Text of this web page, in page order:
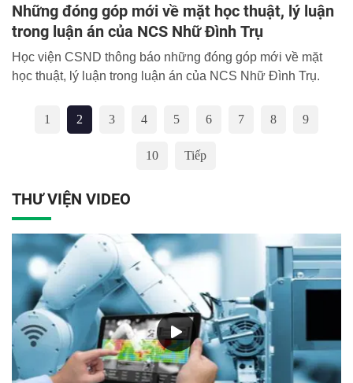
Những đóng góp mới về mặt học thuật, lý luận
trong luận án của NCS Nhữ Đình Trụ
Học viện CSND thông báo những đóng góp mới về mặt
học thuật, lý luận trong luận án của NCS Nhữ Đình Trụ.
1 2 3 4 5 6 7 8 9
10 Tiếp
THƯ VIỆN VIDEO